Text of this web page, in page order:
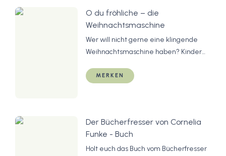
O du fröhliche – die
Weihnachtsmaschine
Wer will nicht gerne eine klingende
Weihnachtsmaschine haben? Kinder
MERKEN
Der Bücherfresser von Cornelia
Funke - Buch
Holt euch das Buch vom Bücherfresser